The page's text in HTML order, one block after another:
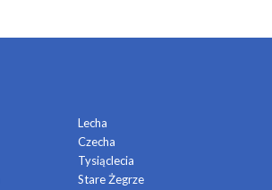
Lecha
Czecha
Tysiąclecia
Stare Żegrze